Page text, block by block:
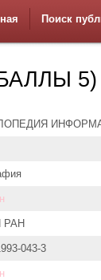
Поиск
5)
РАН
043-3